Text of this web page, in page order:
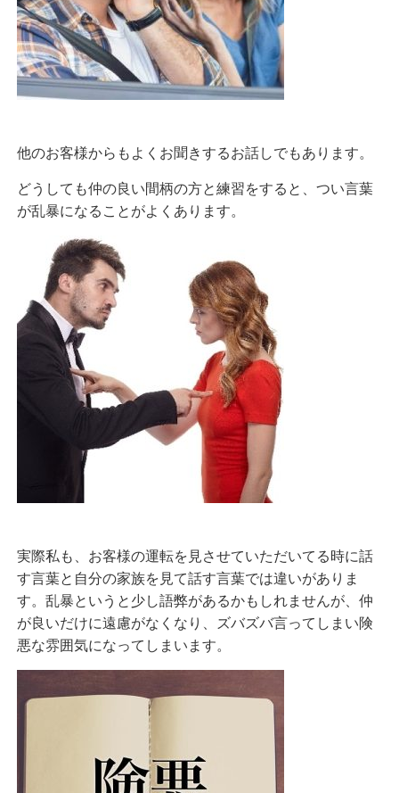
他のお客様からもよくお聞きするお話しでもあります。
どうしても仲の良い間柄の方と練習をすると、つい言葉
が乱暴になることがよくあります。
実際私も、 お客様の運転を見させていただいてる時に話
す言葉と自分の家族を見て話す言葉では違いがありま
す。乱暴というと少し語弊があるかもしれませんが、仲
が良いだけに遠慮がなくなり、ズバズバ言ってしまい険
悪な雰囲気になってしまいます。